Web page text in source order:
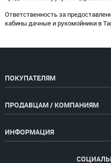
Ответственность за
кабины дачные и рукомойники в
ПОКУПАТЕЛЯМ
ПРОДАВЦАМ / КОМПАНИЯМ
ИНФОРМАЦИЯ